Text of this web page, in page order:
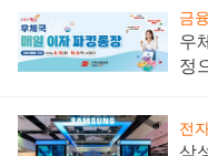
금융
우
정
전